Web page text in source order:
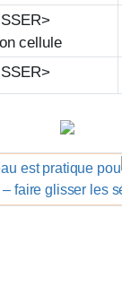
>
cellule
>
est pratique
– faire glisser les